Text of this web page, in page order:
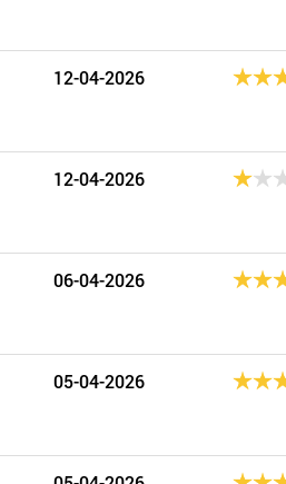
12-04-2026
12-04-2026
06-04-2026
05-04-2026